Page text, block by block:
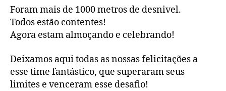
Foram mais de 1000 metros de desnivel.
Todos estão contentes!
Agora estam almoçando e celebrando!
Deixamos aqui todas as nossas felicitações a
esse time fantástico, que superaram seus
limites e venceram esse desafio!